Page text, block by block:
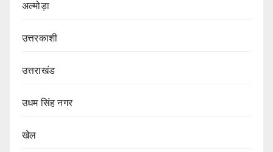
अल्मोड़ा
उत्तरकाशी
उत्तराखंड
उधम सिंह नगर
खेल